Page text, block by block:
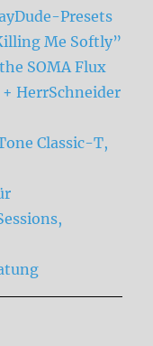
Presets
Me Softly”
SOMA Flux
HerrSchneider
Classic-T,